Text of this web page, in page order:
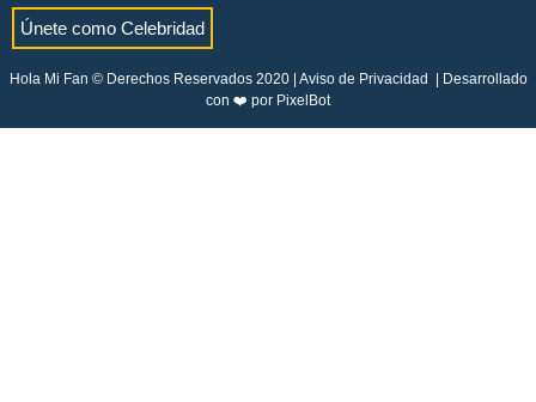
Únete como Celebridad
Hola Mi Fan © Derechos Reservados 2020 | Aviso de Privacidad
| Desarrollado
con ❤️ por PixelBot